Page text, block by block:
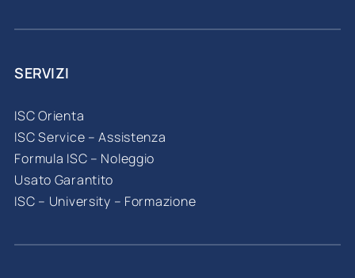
SERVIZI
ISC Orienta
ISC Service – Assistenza
Formula ISC – Noleggio
Usato Garantito
ISC – University – Formazione